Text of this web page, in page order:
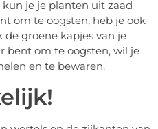
je je planten uit zaad
om te oogsten, heb je ook
groene kapjes van je
bent om te oogsten, wil je
en te bewaren.